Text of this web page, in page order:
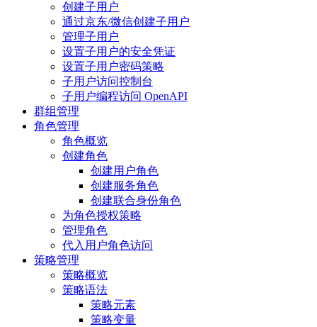
创建子用户
通过京东/微信创建子用户
管理子用户
设置子用户的安全凭证
设置子用户密码策略
子用户访问控制台
子用户编程访问 OpenAPI
群组管理
角色管理
角色概览
创建角色
创建用户角色
创建服务角色
创建联合身份角色
为角色授权策略
管理角色
代入用户角色访问
策略管理
策略概览
策略语法
策略元素
策略变量